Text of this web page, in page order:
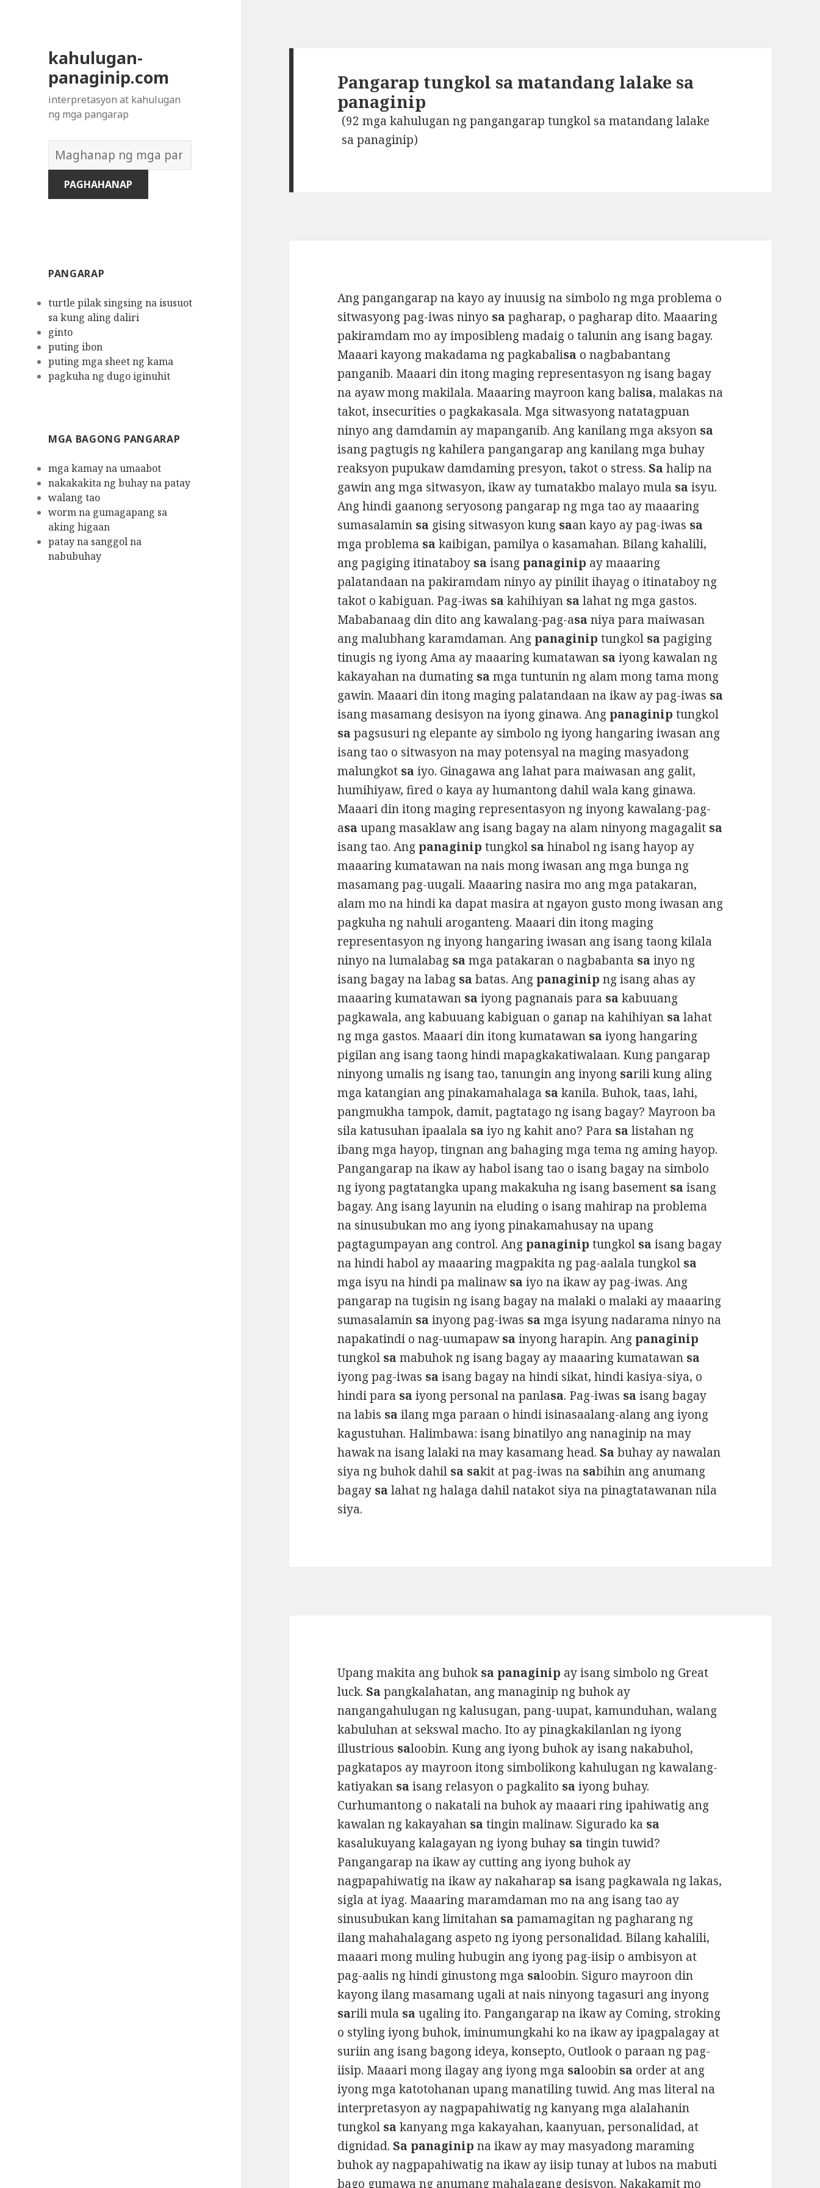
kahulugan-
panaginip.com
interpretasyon at kahulugan
ng mga pangarap
Diksyon
ng
Mga
PANGARAP
turtle pilak singsing na isusuot
sa kung aling daliri
ginto
puting ibon
puting mga sheet ng kama
pagkuha ng dugo iginuhit
MGA BAGONG PANGARAP
mga kamay na umaabot
nakakakita ng buhay na patay
walang tao
worm na gumagapang sa
aking higaan
patay na sanggol na
nabubuhay
Pangarap tungkol sa matandang lalake sa
panaginip
(92 mga kahulugan ng pangangarap tungkol sa matandang lalake
sa panaginip)
Ang pangangarap na kayo ay inuusig na simbolo ng mga problema o
sitwasyong pag-iwas ninyo sa pagharap, o pagharap dito. Maaaring
pakiramdam mo ay imposibleng madaig o talunin ang isang bagay.
Maaari kayong makadama ng pagkabalisa o nagbabantang
panganib. Maaari din itong maging representasyon ng isang bagay
na ayaw mong makilala. Maaaring mayroon kang balisa, malakas na
takot, insecurities o pagkakasala. Mga sitwasyong natatagpuan
ninyo ang damdamin ay mapanganib. Ang kanilang mga aksyon sa
isang pagtugis ng kahilera pangangarap ang kanilang mga buhay
reaksyon pupukaw damdaming presyon, takot o stress.Sa halip na
gawin ang mga sitwasyon, ikaw ay tumatakbo malayo mula sa isyu.
Ang hindi gaanong seryosong pangarap ng mga tao ay maaaring
sumasalamin sa gising sitwasyon kung saan kayo ay pag-iwas sa
mga problema sa kaibigan, pamilya o kasamahan. Bilang kahalili,
ang pagiging itinataboy sa isang panaginip ay maaaring
palatandaan na pakiramdam ninyo ay pinilit ihayag o itinataboy ng
takot o kabiguan. Pag-iwas sa kahihiyan sa lahat ng mga gastos.
Mababanaag din dito ang kawalang-pag-asa niya para maiwasan
ang malubhang karamdaman. Ang panaginip tungkol sa pagiging
tinugis ng iyong Ama ay maaaring kumatawan sa iyong kawalan ng
kakayahan na dumating sa mga tuntunin ng alam mong tama mong
gawin. Maaari din itong maging palatandaan na ikaw ay pag-iwas sa
isang masamang desisyon na iyong ginawa. Ang panaginip tungkol
sa pagsusuri ng elepante ay simbolo ng iyong hangaring iwasan ang
isang tao o sitwasyon na may potensyal na maging masyadong
malungkot sa iyo. Ginagawa ang lahat para maiwasan ang galit,
humihiyaw, fired o kaya ay humantong dahil wala kang ginawa.
Maaari din itong maging representasyon ng inyong kawalang-pag-
asa upang masaklaw ang isang bagay na alam ninyong magagalit sa
isang tao. Ang panaginip tungkol sa hinabol ng isang hayop ay
maaaring kumatawan na nais mong iwasan ang mga bunga ng
masamang pag-uugali. Maaaring nasira mo ang mga patakaran,
alam mo na hindi ka dapat masira at ngayon gusto mong iwasan ang
pagkuha ng nahuli aroganteng. Maaari din itong maging
representasyon ng inyong hangaring iwasan ang isang taong kilala
ninyo na lumalabag sa mga patakaran o nagbabanta sa inyo ng
isang bagay na labag sa batas. Ang panaginip ng isang ahas ay
maaaring kumatawan sa iyong pagnanais para sa kabuuang
pagkawala, ang kabuuang kabiguan o ganap na kahihiyan sa lahat
ng mga gastos. Maaari din itong kumatawan sa iyong hangaring
pigilan ang isang taong hindi mapagkakatiwalaan. Kung pangarap
ninyong umalis ng isang tao, tanungin ang inyong sarili kung aling
mga katangian ang pinakamahalaga sa kanila. Buhok, taas, lahi,
pangmukha tampok, damit, pagtatago ng isang bagay? Mayroon ba
sila katusuhan ipaalala sa iyo ng kahit ano? Para sa listahan ng
ibang mga hayop, tingnan ang bahaging mga tema ng aming hayop.
Pangangarap na ikaw ay habol isang tao o isang bagay na simbolo
ng iyong pagtatangka upang makakuha ng isang basement sa isang
bagay. Ang isang layunin na eluding o isang mahirap na problema
na sinusubukan mo ang iyong pinakamahusay na upang
pagtagumpayan ang control. Ang panaginip tungkol sa isang bagay
na hindi habol ay maaaring magpakita ng pag-aalala tungkol sa
mga isyu na hindi pa malinawsa iyo na ikaw ay pag-iwas. Ang
pangarap na tugisin ng isang bagay na malaki o malaki ay maaaring
sumasalamin sa inyong pag-iwas sa mga isyung nadarama ninyo na
napakatindi o nag-uumapawsa inyong harapin. Ang panaginip
tungkol sa mabuhok ng isang bagay ay maaaring kumatawan sa
iyong pag-iwas sa isang bagay na hindi sikat, hindi kasiya-siya, o
hindi para sa iyong personal na panlasa. Pag-iwas sa isang bagay
na labis sa ilang mga paraan o hindi isinasaalang-alang ang iyong
kagustuhan. Halimbawa: isang binatilyo ang nanaginip na may
hawak na isang lalaki na may kasamang head.Sa buhay ay nawalan
siya ng buhok dahil sa sakit at pag-iwas na sabihin ang anumang
bagay sa lahat ng halaga dahil natakot siya na pinagtatawanan nila
siya.
Upang makita ang buhoksa panaginip ay isang simbolo ng Great
luck.Sa pangkalahatan, ang managinip ng buhok ay
nangangahulugan ng kalusugan, pang-uupat, kamunduhan, walang
kabuluhan at sekswal macho. Ito ay pinagkakilanlan ng iyong
illustrious saloobin. Kung ang iyong buhok ay isang nakabuhol,
pagkatapos ay mayroon itong simbolikong kahulugan ng kawalang-
katiyakan sa isang relasyon o pagkalito sa iyong buhay.
Curhumantong o nakatali na buhok ay maaari ring ipahiwatig ang
kawalan ng kakayahan sa tingin malinaw. Sigurado ka sa
kasalukuyang kalagayan ng iyong buhay sa tingin tuwid?
Pangangarap na ikaw ay cutting ang iyong buhok ay
nagpapahiwatig na ikaw ay nakaharap sa isang pagkawala ng lakas,
sigla at iyag. Maaaring maramdaman mo na ang isang tao ay
sinusubukan kang limitahan sa pamamagitan ng pagharang ng
ilang mahahalagang aspeto ng iyong personalidad. Bilang kahalili,
maaari mong muling hubugin ang iyong pag-iisip o ambisyon at
pag-aalis ng hindi ginustong mga saloobin. Siguro mayroon din
kayong ilang masamang ugali at nais ninyong tagasuri ang inyong
sarili mula sa ugaling ito. Pangangarap na ikaw ay Coming, stroking
o styling iyong buhok, iminumungkahi ko na ikaw ay ipagpalagay at
suriin ang isang bagong ideya, konsepto, Outlook o paraan ng pag-
iisip. Maaari mong ilagay ang iyong mga saloobin sa order at ang
iyong mga katotohanan upang manatiling tuwid. Ang mas literal na
interpretasyon ay nagpapahiwatig ng kanyang mga alalahanin
tungkol sa kanyang mga kakayahan, kaanyuan, personalidad, at
dignidad.Sa panaginip na ikaw ay may masyadong maraming
buhok ay nagpapahiwatig na ikaw ay iisip tunay at lubos na mabuti
bago gumawa ng anumang mahalagang desisyon. Nakakamit mo